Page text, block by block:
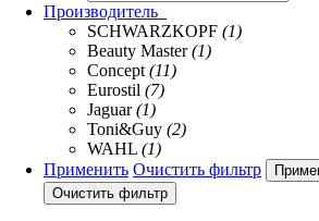
Производитель
SCHWARZKOPF (1)
Beauty Master(1)
Concept (11)
Eurostil (7)
Jaguar(1)
Toni&Guy (2)
WAHL (1)
Применить Очистить фильтр